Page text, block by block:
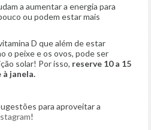
a aumentar a energia para
ou podem estar mais
D que além de estar
o peixe e os ovos, pode ser
solar! Por isso, reserve 10 a 15
à janela.
para aproveitar a
!